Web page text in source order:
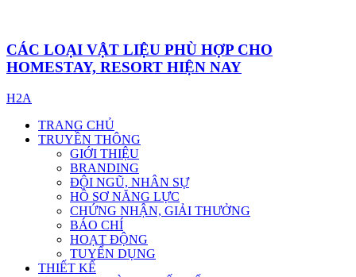
CÁC LOẠI VẬT LIỆU PHÙ HỢP CHO
HOMESTAY, RESORT HIỆN NAY
H2A
TRANG CHỦ
TRUYỀN THÔNG
GIỚI THIỆU
BRANDING
ĐỘI NGŨ, NHÂN SỰ
HỒ SƠ NĂNG LỰC
CHỨNG NHẬN, GIẢI THƯỞNG
BÁO CHÍ
HOẠT ĐỘNG
TUYỂN DỤNG
THIẾT KẾ